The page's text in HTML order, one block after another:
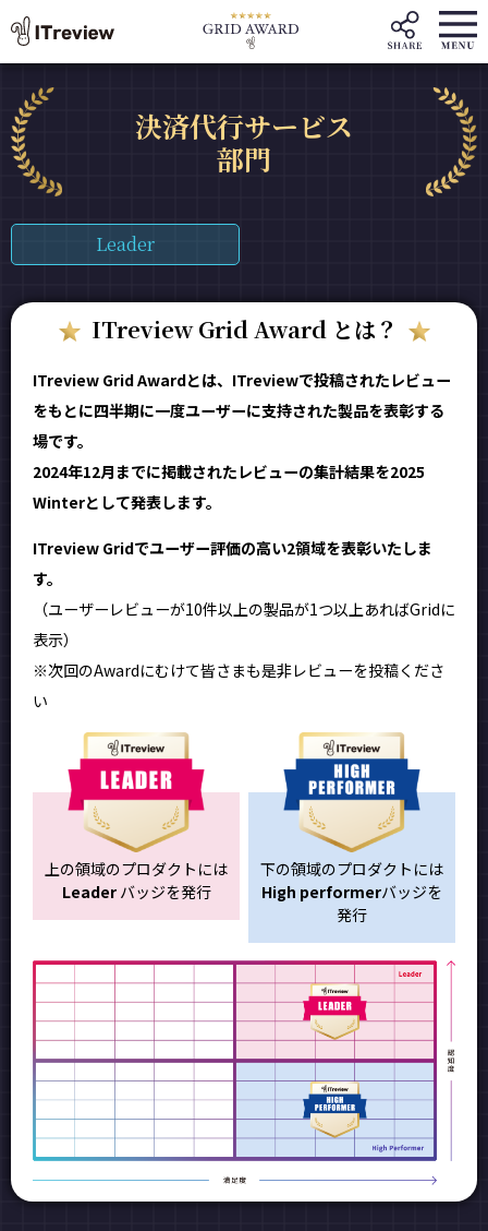
決済代行サービス
部門
Leader
ITreview Grid Award とは？
ITreview Grid Awardとは、ITreviewで投稿されたレビュー
をもとに四半期に一度ユーザーに支持された製品を表彰する
場です。
2024年12月までに掲載されたレビューの集計結果を2025
Winterとして発表します。
ITreview Gridでユーザー評価の高い2領域を表彰いたしま
す。
（ユーザーレビューが10件以上の製品が1つ以上あればGridに
表示）
※次回のAwardにむけて皆さまも是非レビューを投稿くださ
い
上の領域のプロダクトには
Leaderバッジを発行
下の領域のプロダクトには
High performerバッジを
発行